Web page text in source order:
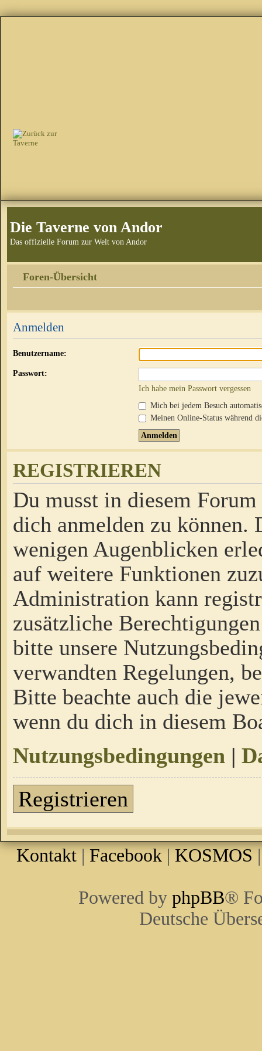
Die Taverne von Andor
Das offizielle Forum zur Welt von Andor
Foren-Übersicht
Anmelden
Benutzername:
Passwort:
Ich habe mein Passwort vergessen
Mich bei jedem Besuch
Meinen Online-Status während
REGISTRIEREN
Du musst in diesem
dich anmelden zu
wenigen Augenblicken
auf weitere Funktionen
Administration kann
zusätzliche
bitte unsere
verwandten Regelungen,
Bitte beachte auch die
wenn du dich in diesem
Nutzungsbedingungen |
Registrieren
Kontakt | Facebook | KOSMOS
Powered by phpBB®
Deutsche